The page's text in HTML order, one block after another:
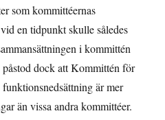
som kommittéernas
en tidpunkt skulle således
i kommittén
dock att Kommittén för
är mer
än vissa andra kommittéer.